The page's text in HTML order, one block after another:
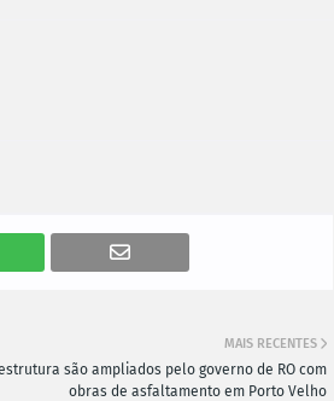
MAIS RECENTES
são ampliados pelo governo de RO com
obras de asfaltamento em Porto Velho